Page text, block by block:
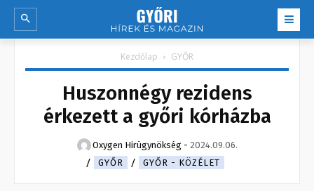
Kezdőlap GYŐR
Huszonnégy rezidens
érkezett a győri kórházba
Oxygen Hirügynökség - 2024.09.06.
GYŐR
GYŐR - KÖZÉLET